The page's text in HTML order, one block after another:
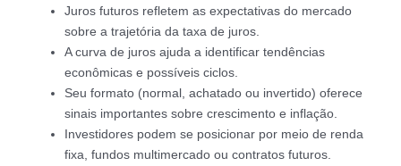
Juros futuros refletem as expectativas do mercado
sobre a trajetória da taxa de juros.
A curva de juros ajuda a identificar tendências
econômicas e possíveis ciclos.
Seu formato (normal, achatado ou invertido) oferece
sinais importantes sobre crescimento e inflação.
Investidores podem se posicionar por meio de renda
fixa, fundos multimercado ou contratos futuros.